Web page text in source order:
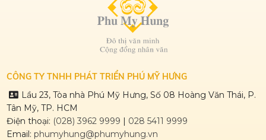
CÔNG TY TNHH PHÁT TRIỂN PHÚ MỸ HƯNG
Lầu 23, Tòa nhà Phú Mỹ Hưng, Số 08 Hoàng Văn Thái, P.
Tân Mỹ, TP. HCM
Điện thoại: (028) 3962 9999 | 028 5411 9999
Email: phumyhung@phumyhung.vn